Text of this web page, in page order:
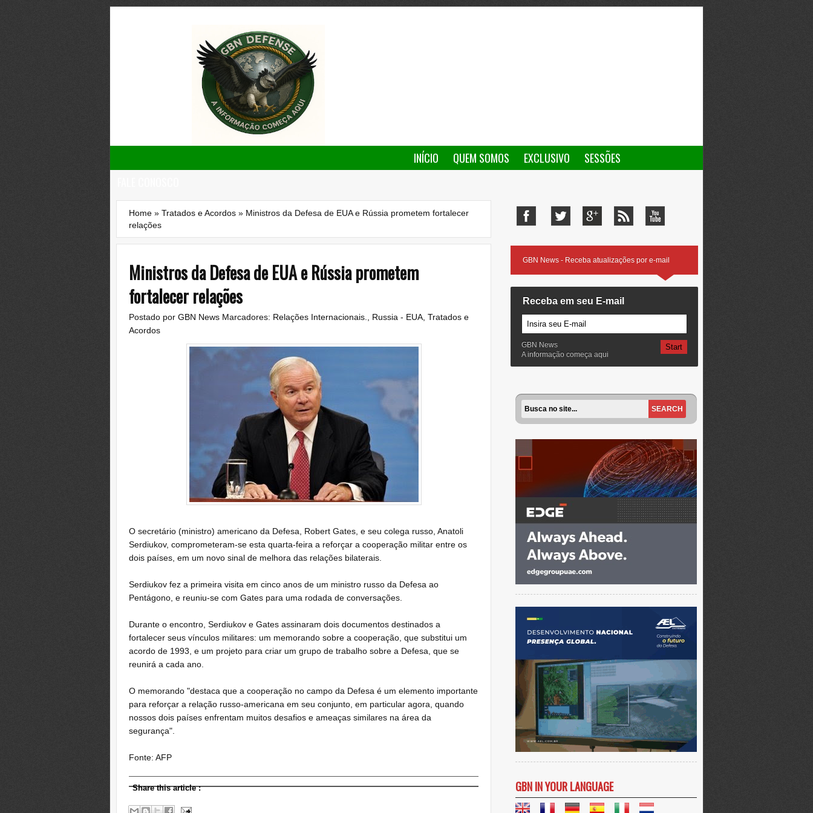
INÍCIO QUEM SOMOS EXCLUSIVO
SESSÕES
Home » Tratados e Acordos » Ministros da Defesa de EUA e Rússia prometem fortalecer
relações
Ministros da Defesa de EUA e Rússia prometem
fortalecer relações
Postado por GBN News Marcadores: Relações Internacionais. Russia - EUA Tratados e
Acordos
O secretário (ministro) americano da Defesa, Robert Gates, e seu colega russo, Anatoli
Serdiukov, comprometeram-se esta quarta-feira a reforçar a cooperação militar entre os
dois países, em um novo sinal de melhora das relações bilaterais.
Serdiukov fez a primeira visita em cinco anos de um ministro russo da Defesa ao
Pentágono, e reuniu-se com Gates para uma rodada de conversações.
Durante o encontro, Serdiukov e Gates assinaram dois documentos destinados a
fortalecer seus vínculos militares: um memorando sobre a cooperação, que substitui um
acordo de 1993, e um projeto para criar um grupo de trabalho sobre a Defesa, que se
reunirá a cada ano.
O memorando "destaca que a cooperação no campo da Defesa é um elemento importante
para reforçar a relação russo-americana em seu conjunto, em particular agora, quando
nossos dois países enfrentam muitos desafios e ameaças similares na área da
segurança".
Fonte: AFP
Share this article:
GBN News - Receba atualizações por e-mail
Receba em seu E-mail
GBN News
A informação começa aqui
GBN IN YOUR LANGUAGE